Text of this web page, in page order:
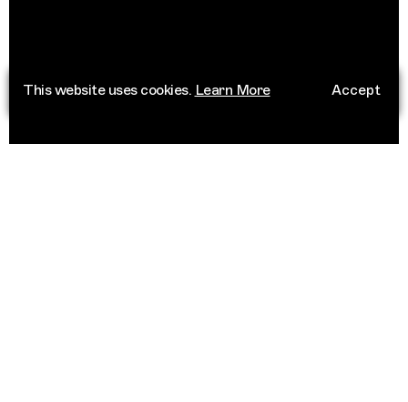
This website uses cookies. Learn More Accept